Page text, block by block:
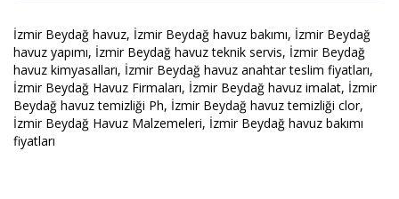
İzmir Beydağ havuz, İzmir Beydağ havuz bakımı, İzmir Beydağ
havuz yapımı, İzmir Beydağ havuz teknik servis, İzmir Beydağ
havuz kimyasalları, İzmir Beydağ havuz anahtar teslim fiyatları,
İzmir Beydağ Havuz Firmaları, İzmir Beydağ havuz imalat, İzmir
Beydağ havuz temizliği Ph, İzmir Beydağ havuz temizliği clor,
İzmir Beydağ Havuz Malzemeleri, İzmir Beydağ havuz bakımı
fiyatları